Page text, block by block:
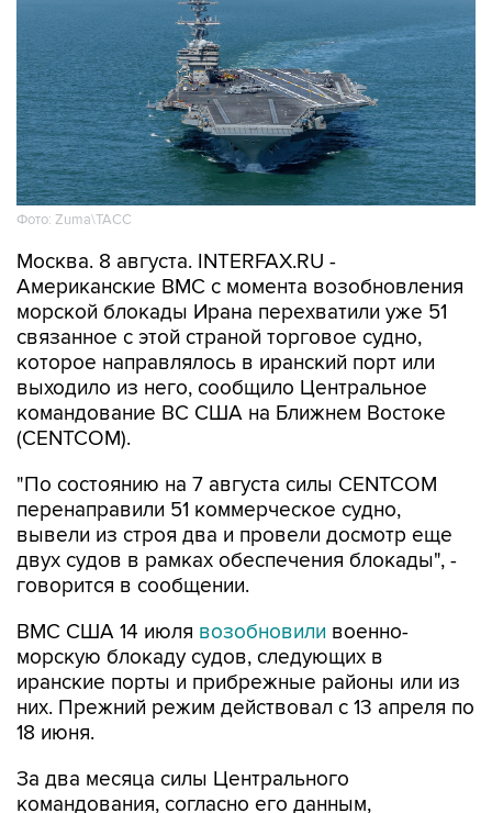
Фото: Zuma\ТАСС
Москва. 8 августа. INTERFAX.RU -
морской блокады Ирана перехватили уже 51
связанное с этой страной торговое судно,
которое направлялось в иранский порт или
выходило из него, сообщило Центральное
командование ВС США на Ближнем Востоке
(CENTCOM).
"По состоянию на 7 августа силы CENTCOM
вывели из строя два и провели досмотр еще
двух судов в рамках обеспечения блокады", -
говорится в сообщении.
ВМС США 14 июлявозобновили
иранские порты и прибрежные районы или из
них. Прежний режим действовал с 13 апреля по
18 июня.
За два месяца силы Центрального
перенаправили 142 судна, соблюдавших